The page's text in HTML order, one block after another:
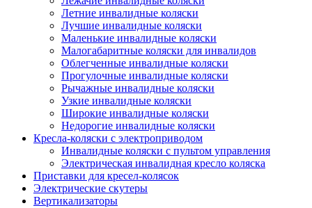
Летние инвалидные коляски
Лучшие инвалидные коляски
Маленькие инвалидные коляски
Малогабаритные коляски для инвалидов
Облегченные инвалидные коляски
Прогулочные инвалидные коляски
Рычажные инвалидные коляски
Узкие инвалидные коляски
Широкие инвалидные коляски
Недорогие инвалидные коляски
Кресла-коляски с электроприводом
Инвалидные коляски с пультом управления
Электрическая инвалидная кресло коляска
Приставки для кресел-колясок
Электрические скутеры
Вертикализаторы